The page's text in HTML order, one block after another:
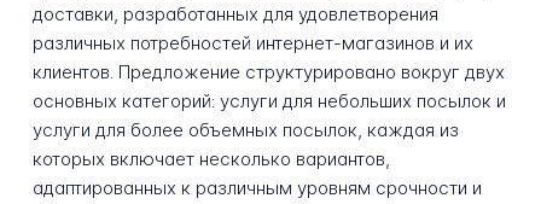
доставки, разработанных для удовлетворения
различных потребностей интернет-магазинов и их
клиентов. Предложение структурировано вокруг двух
основных категорий: услуги для небольших посылок и
услуги для более объемных посылок, каждая из
которых включает несколько вариантов,
адаптированных к различным уровням срочности и